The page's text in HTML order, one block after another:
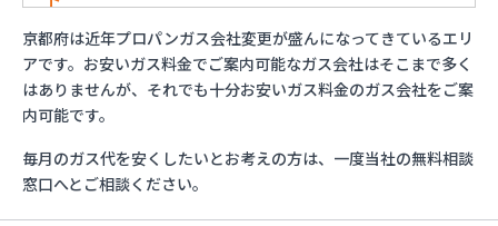
イワタニ近畿株式会社 福知山営業所
はやし万商店
ミライフ西日本株式会社 京滋支店 上鳥羽オート
ガススタンド
ヤサカ商事株式会社 久世営業所
ヤサカ商事株式会社 山科営業所
京都府は近年プロパンガス会社変更が盛んになってきているエリ
アです。お安いガス料金でご案内可能なガス会社はそこまで多く
はありませんが、それでも十分お安いガス料金のガス会社をご案
内可能です。
毎月のガス代を安くしたいとお考えの方は、一度当社の無料相談
窓口へとご相談ください。